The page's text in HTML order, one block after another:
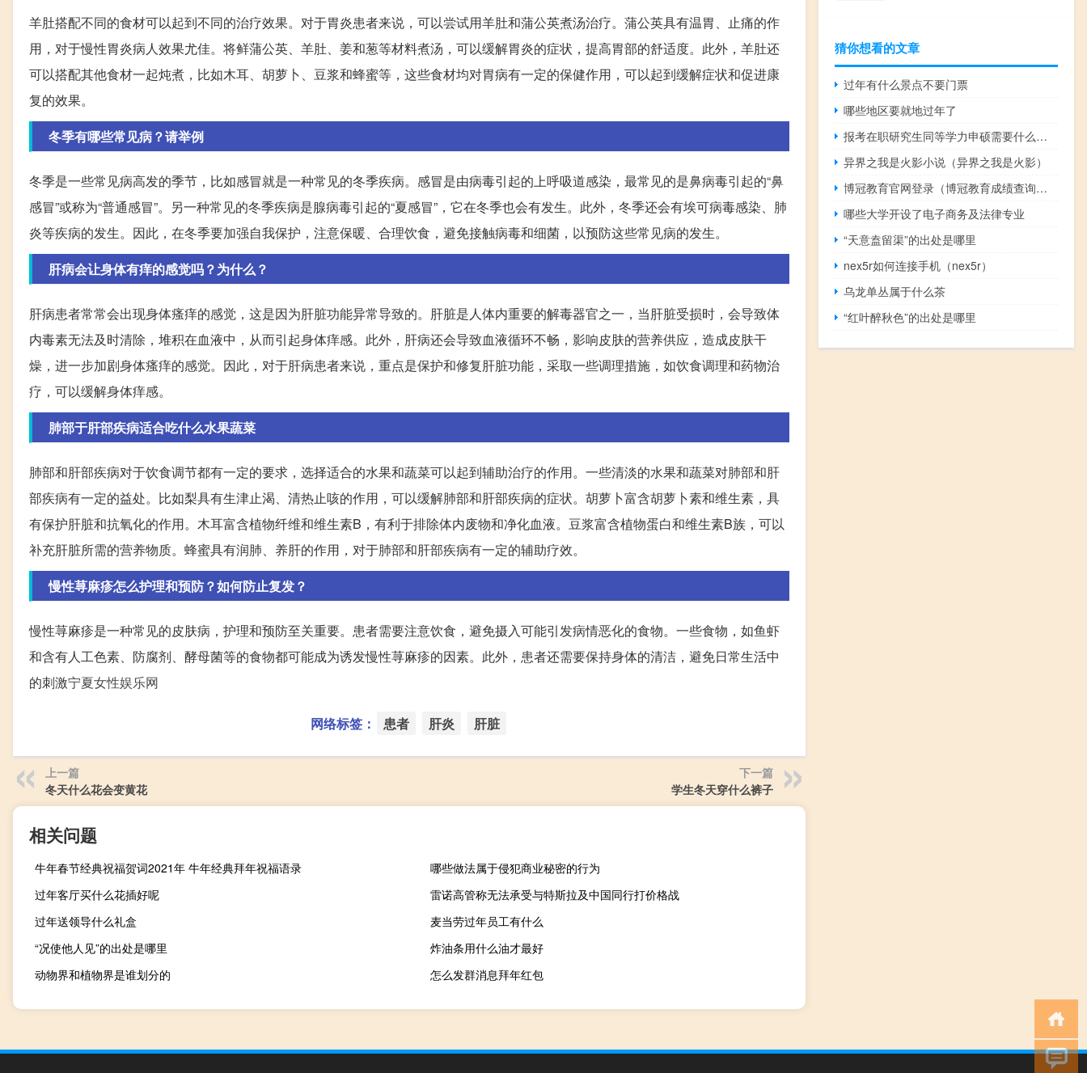
羊肚搭配不同的食材可以起到不同的治疗效果。对于胃炎患者来说，可以尝试用羊肚和蒲公英煮汤治疗。蒲公英具有温胃、止痛的作
用，对于慢性胃炎病人效果尤佳。将鲜蒲公英、羊肚、姜和葱等材料煮汤，可以缓解胃炎的症状，提高胃部的舒适度。此外，羊肚还
可以搭配其他食材一起炖煮，比如木耳、胡萝卜、豆浆和蜂蜜等，这些食材均对胃病有一定的保健作用，可以起到缓解症状和促进康
复的效果。
冬季有哪些常见病？请举例
冬季是一些常见病高发的季节，比如感冒就是一种常见的冬季疾病。感冒是由病毒引起的上呼吸道感染，最常见的是鼻病毒引起的“鼻
感冒”或称为“普通感冒”。另一种常见的冬季疾病是腺病毒引起的“夏感冒”，它在冬季也会有发生。此外，冬季还会有埃可病毒感染、肺
炎等疾病的发生。因此，在冬季要加强自我保护，注意保暖、合理饮食，避免接触病毒和细菌，以预防这些常见病的发生。
肝病会让身体有痒的感觉吗？为什么？
肝病患者常常会出现身体瘙痒的感觉，这是因为肝脏功能异常导致的。肝脏是人体内重要的解毒器官之一，当肝脏受损时，会导致体
内毒素无法及时清除，堆积在血液中，从而引起身体痒感。此外，肝病还会导致血液循环不畅，影响皮肤的营养供应，造成皮肤干
燥，进一步加剧身体瘙痒的感觉。因此，对于肝病患者来说，重点是保护和修复肝脏功能，采取一些调理措施，如饮食调理和药物治
疗，可以缓解身体痒感。
肺部于肝部疾病适合吃什么水果蔬菜
肺部和肝部疾病对于饮食调节都有一定的要求，选择适合的水果和蔬菜可以起到辅助治疗的作用。一些清淡的水果和蔬菜对肺部和肝
部疾病有一定的益处。比如梨具有生津止渴、清热止咳的作用，可以缓解肺部和肝部疾病的症状。胡萝卜富含胡萝卜素和维生素，具
有保护肝脏和抗氧化的作用。木耳富含植物纤维和维生素B，有利于排除体内废物和净化血液。豆浆富含植物蛋白和维生素B族，可以
补充肝脏所需的营养物质。蜂蜜具有润肺、养肝的作用，对于肺部和肝部疾病有一定的辅助疗效。
慢性荨麻疹怎么护理和预防？如何防止复发？
慢性荨麻疹是一种常见的皮肤病，护理和预防至关重要。患者需要注意饮食，避免摄入可能引发病情恶化的食物。一些食物，如鱼虾
和含有人工色素、防腐剂、酵母菌等的食物都可能成为诱发慢性荨麻疹的因素。此外，患者还需要保持身体的清洁，避免日常生活中
的刺激宁夏女性娱乐网
网络标签： 患者 肝炎 肝脏
上一篇
冬天什么花会变黄花
下一篇
学生冬天穿什么裤子
相关问题
牛年春节经典祝福贺词2021年 牛年经典拜年祝福语录
哪些做法属于侵犯商业秘密的行为
过年客厅买什么花插好呢
雷诺高管称无法承受与特斯拉及中国同行打价格战
过年送领导什么礼盒
麦当劳过年员工有什么
“况使他人见”的出处是哪里
炸油条用什么油才最好
动物界和植物界是谁划分的
怎么发群消息拜年红包
猜你想看的文章
过年有什么景点不要门票
哪些地区要就地过年了
报考在职研究生同等学力申硕需要什么学历
异界之我是火影小说（异界之我是火影）
博冠教育官网登录（博冠教育成绩查询官网）
哪些大学开设了电子商务及法律专业
“天意盍留渠”的出处是哪里
nex5r如何连接手机（nex5r）
乌龙单丛属于什么茶
“红叶醉秋色”的出处是哪里